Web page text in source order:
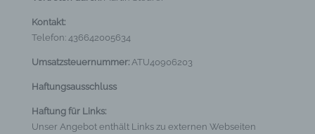
Kontakt:
Telefon: 436642005634
Umsatzsteuernummer:ATU40906203
Haftungsausschluss
Haftung für Links:
Unser Angebot enthält Links zu externen Webseiten